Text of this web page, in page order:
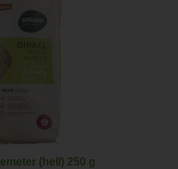
(hell) 250 g